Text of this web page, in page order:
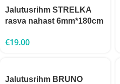
Jalutusrihm STRELKA
rasva nahast 6mm*180cm
€19.00
Jalutusrihm BRUNO